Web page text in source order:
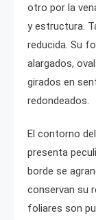
otro por la
y estructura.
reducida. Su
alargados,
girados en
redondeados.
El contorno
presenta
borde se
conservan su
foliares son